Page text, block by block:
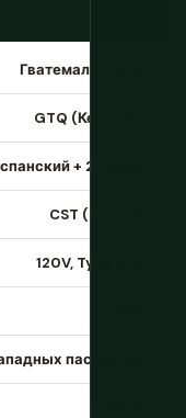
Гватемала-Сити
GTQ (Кетсаль)
+ 22 майя
CST (UTC-6)
120V, Type A/B
паспортов